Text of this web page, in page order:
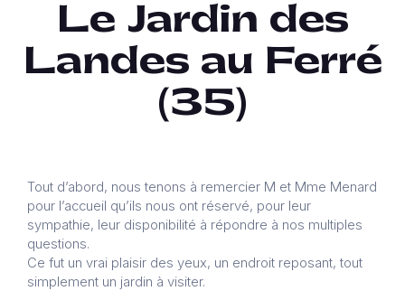
Le Jardin des
Landes au Ferré
(35)
Tout d’abord, nous tenons à remercier M et Mme Menard
pour l’accueil qu’ils nous ont réservé, pour leur
sympathie, leur disponibilité à répondre à nos multiples
questions.
Ce fut un vrai plaisir des yeux, un endroit reposant, tout
simplement un jardin à visiter.